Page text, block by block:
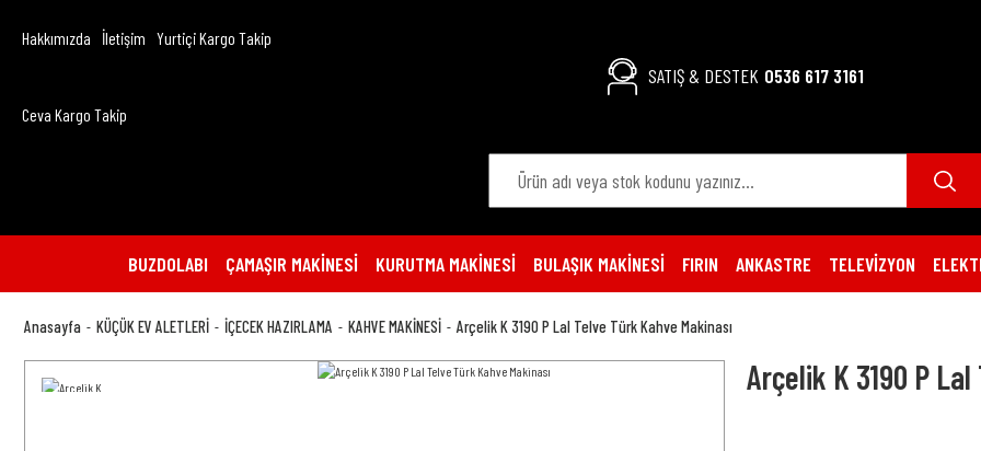
Hakkımızda İletişim Yurtiçi Kargo Takip
Ceva Kargo Takip
SATIŞ & DESTEK 0536 617 3161
BUZDOLABI ÇAMAŞIR MAKİNESİ KURUTMA MAKİNESİ BULAŞIK MAKİNESİ FIRIN ANKASTRE TELEVİZYON
Anasayfa KÜÇÜK EV ALETLERİ İÇECEK HAZIRLAMA KAHVE MAKİNESİ Arçelik K 3190 P Lal Telve Türk Kahve Makinası
Arçelik K 3190 P